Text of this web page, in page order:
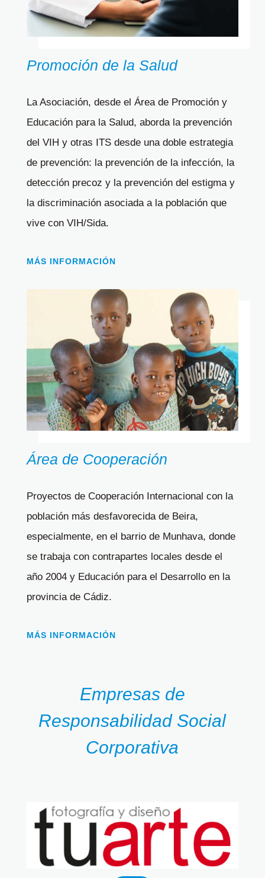
Promoción de la Salud
La Asociación, desde el Área de Promoción y
Educación para la Salud, aborda la prevención
del VIH y otras ITS desde una doble estrategia
de prevención: la prevención de la infección, la
detección precoz y la prevención del estigma y
la discriminación asociada a la población que
vive con VIH/Sida.
MÁS INFORMACIÓN
Área de Cooperación
Proyectos de Cooperación Internacional con la
población más desfavorecida de Beira,
especialmente, en el barrio de Munhava, donde
se trabaja con contrapartes locales desde el
año 2004 y Educación para el Desarrollo en la
provincia de Cádiz.
MÁS INFORMACIÓN
Empresas de
Responsabilidad Social
Corporativa